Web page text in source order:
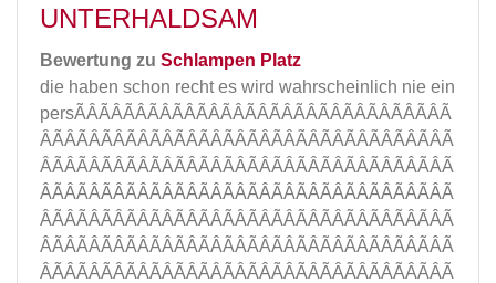
UNTERHALDSAM
Bewertung zu Schlampen Platz
die haben schon recht es wird wahrscheinlich nie ein
persÃÂÃÂÃÂÃÂÃÂÃÂÃÂÃÂÃÂÃÂÃÂÃÂÃÂÃÂÃÂÃ
ÂÃÂÃÂÃÂÃÂÃÂÃÂÃÂÃÂÃÂÃÂÃÂÃÂÃÂÃÂÃÂÃÂÃ
ÂÃÂÃÂÃÂÃÂÃÂÃÂÃÂÃÂÃÂÃÂÃÂÃÂÃÂÃÂÃÂÃÂÃ
ÂÃÂÃÂÃÂÃÂÃÂÃÂÃÂÃÂÃÂÃÂÃÂÃÂÃÂÃÂÃÂÃÂÃ
ÂÃÂÃÂÃÂÃÂÃÂÃÂÃÂÃÂÃÂÃÂÃÂÃÂÃÂÃÂÃÂÃÂÃ
ÂÃÂÃÂÃÂÃÂÃÂÃÂÃÂÃÂÃÂÃÂÃÂÃÂÃÂÃÂÃÂÃÂÃ
ÂÃÂÃÂÃÂÃÂÃÂÃÂÃÂÃÂÃÂÃÂÃÂÃÂÃÂÃÂÃÂÃÂÃ